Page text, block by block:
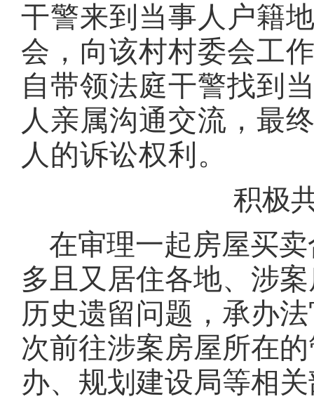
干警来到当事人户籍
会，向该村村委会工
自带领法庭干警找到
人亲属沟通交流，最
人的诉讼权利。
积极
在审理一起房屋买
多且又居住各地、涉
历史遗留问题，承办
次前往涉案房屋所在
办、规划建设局等相